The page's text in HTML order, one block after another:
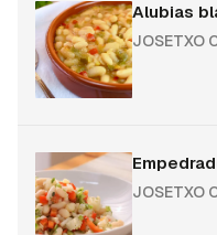
Alubias
JOSETXO
JOSETXO